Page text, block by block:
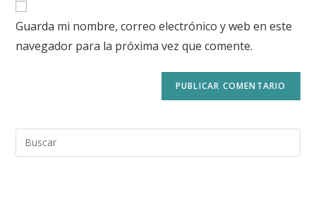
Guarda mi nombre, correo electrónico y web en este
navegador para la próxima vez que comente.